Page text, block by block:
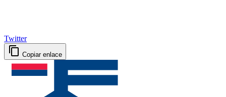
Twitter
Copiar enlace